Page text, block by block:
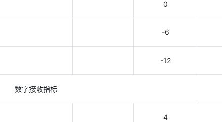
0
-6
-12
数字接收指标
4